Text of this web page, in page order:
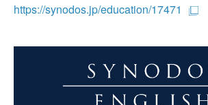
https://synodos.jp/education/17471